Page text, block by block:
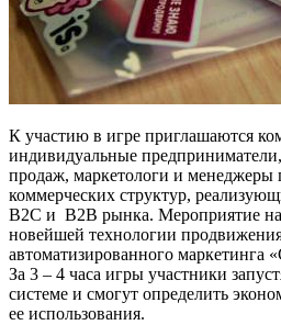
К участию в игре приглашаются
индивидуальные
продаж, маркетологи и менеджеры
коммерческих структур,
B2C и B2B рынка. Мероприятие
новейшей технологии
автоматизированного маркетинга
За 3 – 4 часа игры участники
системе и смогут определить
ее использования.